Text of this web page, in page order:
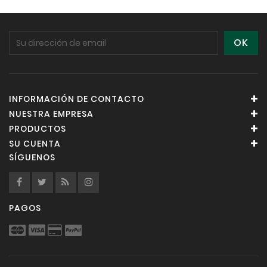
INFORMACIÓN DE CONTACTO
NUESTRA EMPRESA
PRODUCTOS
SU CUENTA
SÍGUENOS
PAGOS